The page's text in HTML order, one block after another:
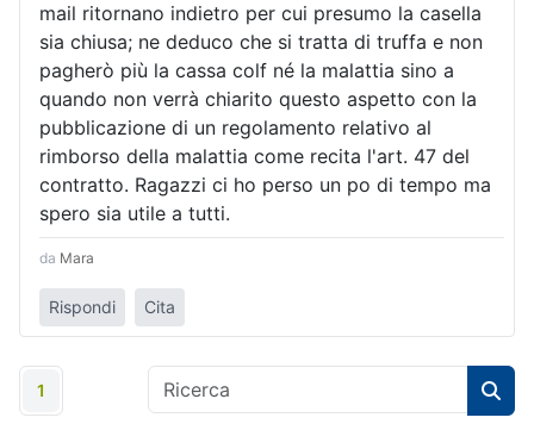
mail ritornano indietro per cui presumo la casella
sia chiusa; ne deduco che si tratta di truffa e non
pagherò più la cassa colf né la malattia sino a
quando non verrà chiarito questo aspetto con la
pubblicazione di un regolamento relativo al
rimborso della malattia come recita l'art. 47 del
contratto. Ragazzi ci ho perso un po di tempo ma
spero sia utile a tutti.
da Mara
Rispondi Cita
1